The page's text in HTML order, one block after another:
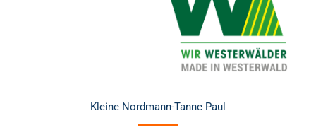
Kleine Nordmann-Tanne Paul